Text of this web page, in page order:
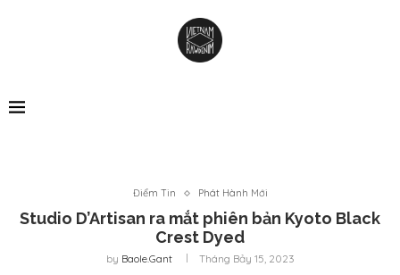
Điểm Tin Phát Hành Mới
Studio D’Artisan ra mắt phiên bản Kyoto Black
Crest Dyed
by Baole.gant Tháng Bảy 15, 2023